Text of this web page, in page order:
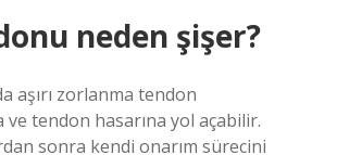
neden şişer?
aşırı zorlanma tendon
ve tendon hasarına yol açabilir.
sonra kendi onarım sürecini